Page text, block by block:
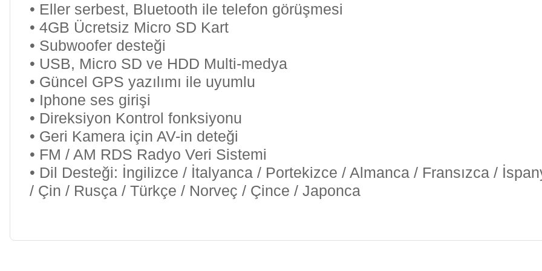
• Eller serbest, Bluetooth ile telefon görüşmesi
• 4GB Ücretsiz Micro SD Kart
• Subwoofer desteği
• USB, Micro SD ve HDD Multi-medya
• Güncel GPS yazılımı ile uyumlu
• Iphone ses girişi
• Direksiyon Kontrol fonksiyonu
• Geri Kamera için AV-in deteği
• FM / AM RDS Radyo Veri Sistemi
• Dil Desteği: İngilizce / İtalyanca / Portekizce / Almanca / Fransızca /
/ Çin / Rusça / Türkçe / Norveç / Çince / Japonca